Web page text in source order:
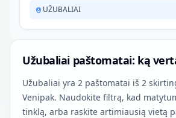
UŽUBALIAI
Užubaliai paštomatai: ką
Užubaliai yra 2 paštomatai iš 2
Venipak. Naudokite filtrą, kad
tinklą, arba raskite artimiausią vietą